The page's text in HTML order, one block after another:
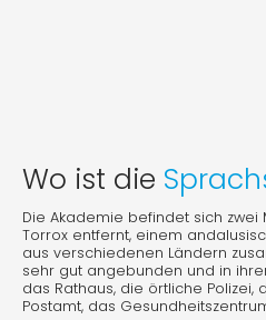
Wo ist die
Die Akademie befindet sich zwei
Torrox entfernt, einem
aus verschiedenen Ländern
sehr gut angebunden und in
das Rathaus, die örtliche Polizei,
Postamt, das